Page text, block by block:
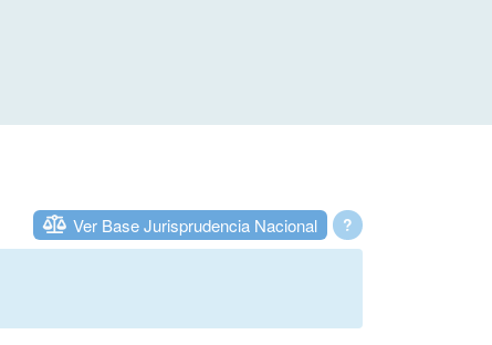
?
Ver Base Jurisprudencia Nacional